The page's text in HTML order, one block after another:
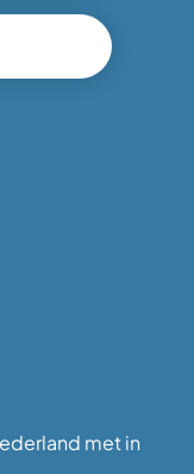
met in